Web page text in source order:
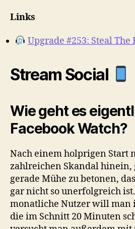
Links
Upgrade #253: Steal The
Stream Social
Wie geht es
Facebook Watch?
Nach einem holprigen Start
zahlreichen Skandal hinein,
gerade Mühe zu betonen,
gar nicht so unerfolgreich
monatliche Nutzer will man
die im Schnitt 20 Minuten